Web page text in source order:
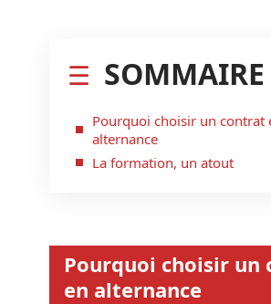
SOMMAIRE
Pourquoi choisir un contrat
alternance
La formation, un atout
Pourquoi choisir un
en alternance